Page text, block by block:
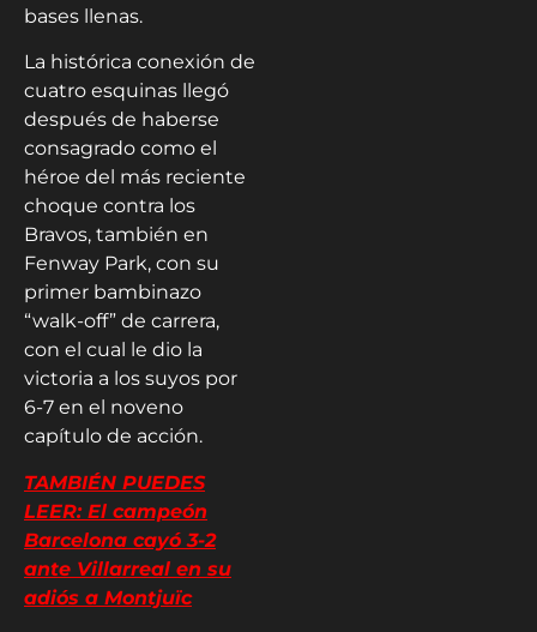
bases llenas.
La histórica conexión de
cuatro esquinas llegó
después de haberse
consagrado como el
héroe del más reciente
choque contra los
Bravos, también en
Fenway Park, con su
primer bambinazo
“walk-off” de carrera,
con el cual le dio la
victoria a los suyos por
6-7 en el noveno
capítulo de acción.
TAMBIÉN PUEDES
LEER: El campeón
Barcelona cayó 3-2
ante Villarreal en su
adiós a Montjuïc